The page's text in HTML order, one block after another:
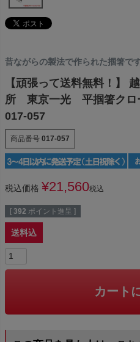
昔ながらの製法で作られた掴箸で
【頑張って送料無料！】
所 東京一光 平掴箸クロ
017-057
商品番号 017-057
税込価格 ¥21,560税込
[ 392 ポイント進呈 ]
送料込
カート